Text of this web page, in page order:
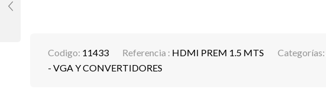
Codigo: 11433 Referencia : HDMI PREM 1.5 MTS Categorías:
- VGA Y CONVERTIDORES